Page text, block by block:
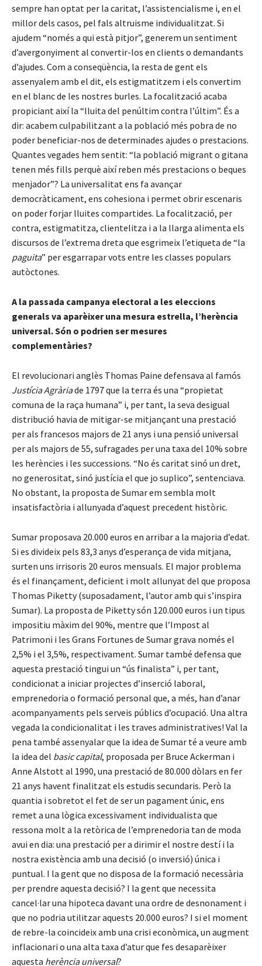
sempre han optat per la caritat, l’assistencialisme i, en el
millor dels casos, pel fals altruisme individualitzat. Si
ajudem “només a qui està pitjor”, generem un sentiment
d’avergonyiment al convertir-los en clients o demandants
d’ajudes. Com a conseqüència, la resta de gent els
assenyalem amb el dit, els estigmatitzem i els convertim
en el blanc de les nostres burles. La focalització acaba
propiciant així la “lluita del penúltim contra l’últim”. És a
dir: acabem culpabilitzant a la població més pobra de no
poder beneficiar-nos de determinades ajudes o prestacions.
Quantes vegades hem sentit: “la població migrant o gitana
tenen més fills perquè així reben més prestacions o beques
menjador”? La universalitat ens fa avançar
democràticament, ens cohesiona i permet obrir escenaris
on poder forjar lluites compartides. La focalització, per
contra, estigmatitza, clientelitza i a la llarga alimenta els
discursos de l’extrema dreta que esgrimeix l’etiqueta de “la
paguita” per esgarrapar vots entre les classes populars
autòctones.
A la passada campanya electoral a les eleccions
generals va aparèixer una mesura estrella, l’herència
universal. Són o podrien ser mesures
complementàries?
El revolucionari anglès Thomas Paine defensava al famós
Justícia Agràriade 1797 que la terra és una “propietat
comuna de la raça humana” i, per tant, la seva desigual
distribució havia de mitigar-se mitjançant una prestació
per als francesos majors de 21 anys i una pensió universal
per als majors de 55, sufragades per una taxa del 10% sobre
les herències i les successions. “No és caritat sinó un dret,
no generositat, sinó justícia el que jo suplico”, sentenciava.
No obstant, la proposta de Sumar em sembla molt
insatisfactòria i allunyada d’aquest precedent històric.
Sumar proposava 20.000 euros en arribar a la majoria d’edat.
Si es divideix pels 83,3 anys d’esperança de vida mitjana,
surten uns irrisoris 20 euros mensuals. El major problema
és el finançament, deficient i molt allunyat del que proposa
Thomas Piketty (suposadament, l’autor amb qui s’inspira
Sumar). La proposta de Piketty són 120.000 euros i un tipus
impositiu màxim del 90%, mentre que l’Impost al
Patrimoni i les Grans Fortunes de Sumar grava només el
2,5% i el 3,5%, respectivament. Sumar també defensa que
aquesta prestació tingui un “ús finalista” i, per tant,
condicionat a iniciar projectes d’inserció laboral,
emprenedoria o formació personal que, a més, han d’anar
acompanyaments pels serveis públics d’ocupació. Una altra
vegada la condicionalitat i les traves administratives! Val la
pena també assenyalar que la idea de Sumar té a veure amb
la idea del basic capital, proposada per Bruce Ackerman i
Anne Alstott al 1990, una prestació de 80.000 dòlars en fer
21 anys havent finalitzat els estudis secundaris. Però la
quantia i sobretot el fet de ser un pagament únic, ens
remet a una lògica excessivament individualista que
ressona molt a la retòrica de l’emprenedoria tan de moda
avui en dia: una prestació per a dirimir el nostre destí i la
nostra existència amb una decisió (o inversió) única i
puntual. I la gent que no disposa de la formació necessària
per prendre aquesta decisió? I la gent que necessita
cancel·lar una hipoteca davant una ordre de desnonament i
que no podria utilitzar aquests 20.000 euros? I si el moment
de rebre-la coincideix amb una crisi econòmica, un augment
inflacionari o una alta taxa d’atur que fes desaparèixer
aquesta herència universal?